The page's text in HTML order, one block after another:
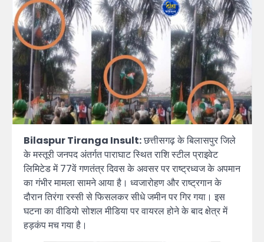
Bilaspur Tiranga Insult:छत्तीसगढ़ के बिलासपुर जिले
के मस्तूरी जनपद अंतर्गत पाराघाट स्थित राशि स्टील प्राइवेट
लिमिटेड में 77वें गणतंत्र दिवस के अवसर पर राष्ट्रध्वज के अपमान
का गंभीर मामला सामने आया है। ध्वजारोहण और राष्ट्रगान के
दौरान तिरंगा रस्सी से फिसलकर सीधे जमीन पर गिर गया। इस
घटना का वीडियो सोशल मीडिया पर वायरल होने के बाद क्षेत्र में
हड़कंप मच गया है।